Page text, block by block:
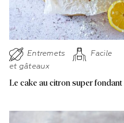
Entremets
et gâteaux
Facile
Le cake au citron super fondant